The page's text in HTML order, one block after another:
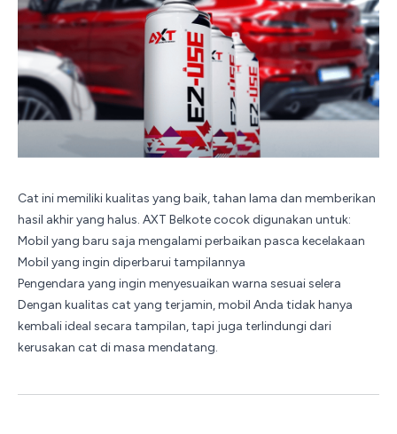
Cat ini memiliki kualitas yang baik, tahan lama dan memberikan
hasil akhir yang halus. AXT Belkotecocok digunakan untuk:
Mobil yang baru saja mengalami perbaikan pasca kecelakaan
Mobil yang ingin diperbarui tampilannya
Pengendara yang ingin menyesuaikan warna sesuai selera
Dengan kualitas cat yang terjamin, mobil Anda tidak hanya
kembali ideal secara tampilan, tapi juga terlindungi dari
kerusakan cat di masa mendatang.